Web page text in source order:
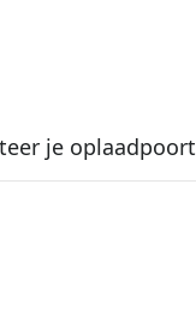
je oplaadpoort